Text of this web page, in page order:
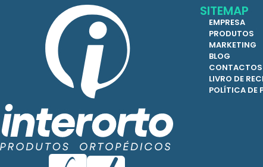
SITEMAP
EMPRESA
PRODUTOS
MARKETING
BLOG
CONTACTOS
LIVRO DE
POLÍTICA DE